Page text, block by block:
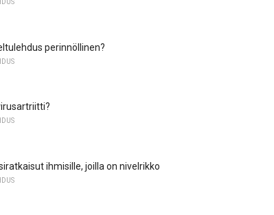
perinnöllinen?
ihmisille, joilla on nivelrikko